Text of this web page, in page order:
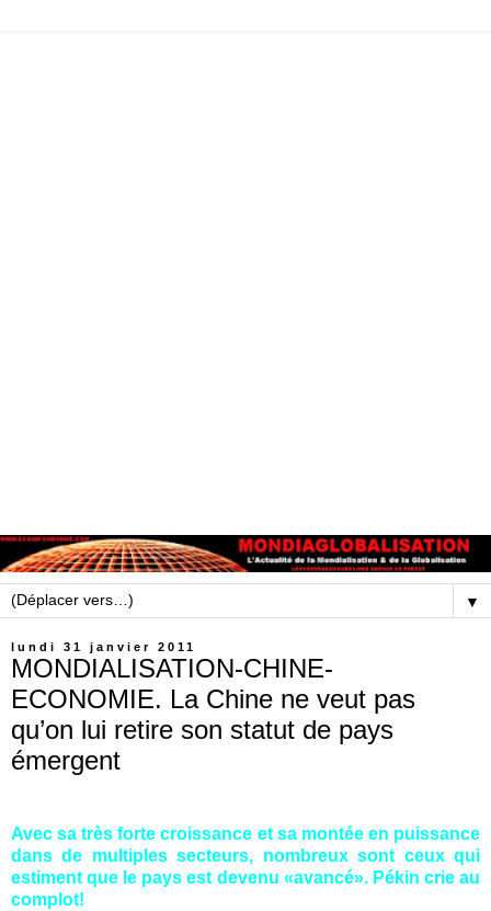
▼
lundi 31 janvier 2011
MONDIALISATION-CHINE-
ECONOMIE. La Chine ne veut pas
qu’on lui retire son statut de pays
émergent
Avec sa très forte croissance et sa montée en puissance
dans de multiples secteurs, nombreux sont ceux qui
estiment que le pays est devenu «avancé». Pékin crie au
complot!